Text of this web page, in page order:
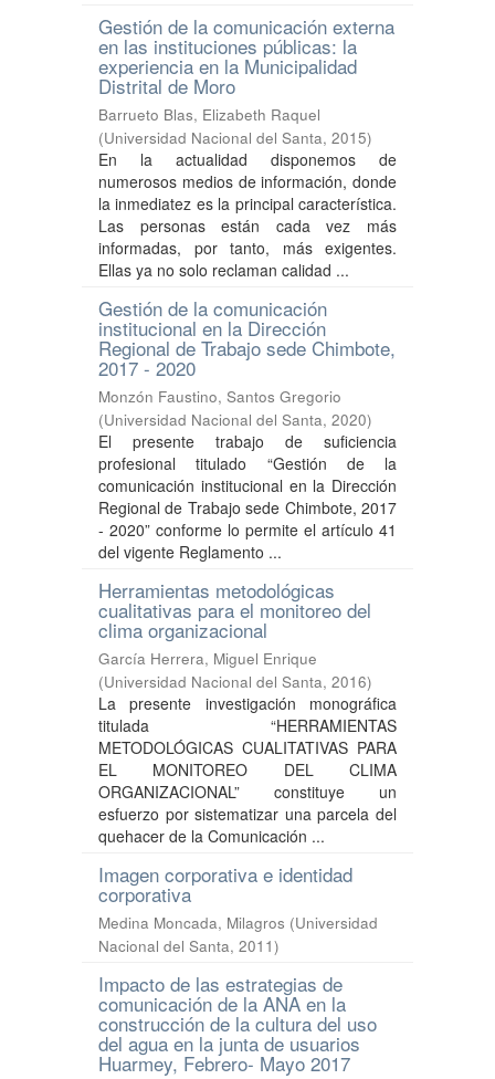
Gestión de la comunicación externa
en las instituciones públicas: la
experiencia en la Municipalidad
Distrital de Moro
Barrueto Blas, Elizabeth Raquel
(Universidad Nacional del Santa, 2015)
En la actualidad disponemos de
numerosos medios de información, donde
la inmediatez es la principal característica.
Las personas están cada vez más
informadas, por tanto, más exigentes.
Ellas ya no solo reclaman calidad ...
Gestión de la comunicación
institucional en la Dirección
Regional de Trabajo sede Chimbote,
2017 - 2020
Monzón Faustino, Santos Gregorio
(Universidad Nacional del Santa, 2020)
El presente trabajo de suficiencia
profesional titulado “Gestión de la
comunicación institucional en la Dirección
Regional de Trabajo sede Chimbote, 2017
- 2020” conforme lo permite el artículo 41
del vigente Reglamento ...
Herramientas metodológicas
cualitativas para el monitoreo del
clima organizacional
García Herrera, Miguel Enrique
(Universidad Nacional del Santa, 2016)
La presente investigación monográfica
titulada “HERRAMIENTAS
METODOLÓGICAS CUALITATIVAS PARA
EL MONITOREO DEL CLIMA
ORGANIZACIONAL” constituye un
esfuerzo por sistematizar una parcela del
quehacer de la Comunicación ...
Imagen corporativa e identidad
corporativa
Medina Moncada, Milagros (Universidad
Nacional del Santa, 2011)
Impacto de las estrategias de
comunicación de la ANA en la
construcción de la cultura del uso
del agua en la junta de usuarios
Huarmey, Febrero- Mayo 2017